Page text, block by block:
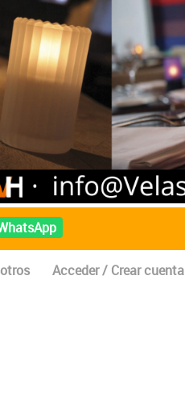
Acceder / Crear cuenta